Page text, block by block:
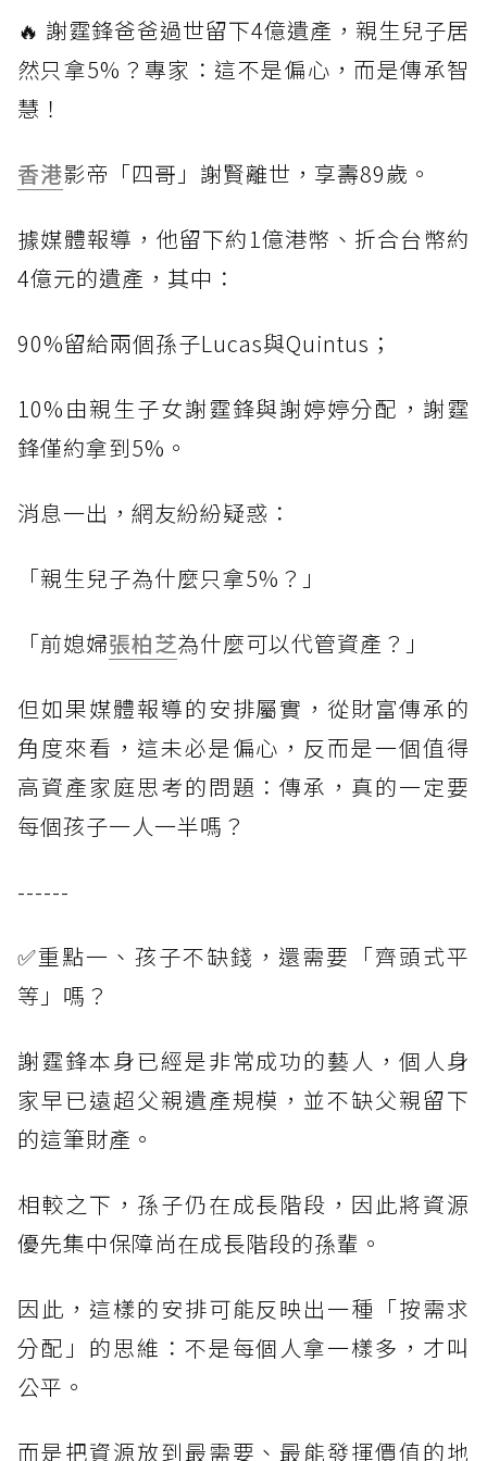
🔥 謝霆鋒爸爸過世留下4億遺產，親生兒子居
然只拿5%？專家：這不是偏心，而是傳承智
慧！
香港影帝「四哥」謝賢離世，享壽89歲。
據媒體報導，他留下約1億港幣、折合台幣約
4億元的遺產，其中：
90%留給兩個孫子Lucas與Quintus；
10%由親生子女謝霆鋒與謝婷婷分配，謝霆
鋒僅約拿到5%。
消息一出，網友紛紛疑惑：
「親生兒子為什麼只拿5%？」
「前媳婦張柏芝為什麼可以代管資產？」
但如果媒體報導的安排屬實，從財富傳承的
角度來看，這未必是偏心，反而是一個值得
高資產家庭思考的問題：傳承，真的一定要
每個孩子一人一半嗎？
------
✅重點一、孩子不缺錢，還需要「齊頭式平
等」嗎？
謝霆鋒本身已經是非常成功的藝人，個人身
家早已遠超父親遺產規模，並不缺父親留下
的這筆財產。
相較之下，孫子仍在成長階段，因此將資源
優先集中保障尚在成長階段的孫輩。
因此，這樣的安排可能反映出一種「按需求
分配」的思維：不是每個人拿一樣多，才叫
公平。
而是把資源放到最需要、最能發揮價值的地